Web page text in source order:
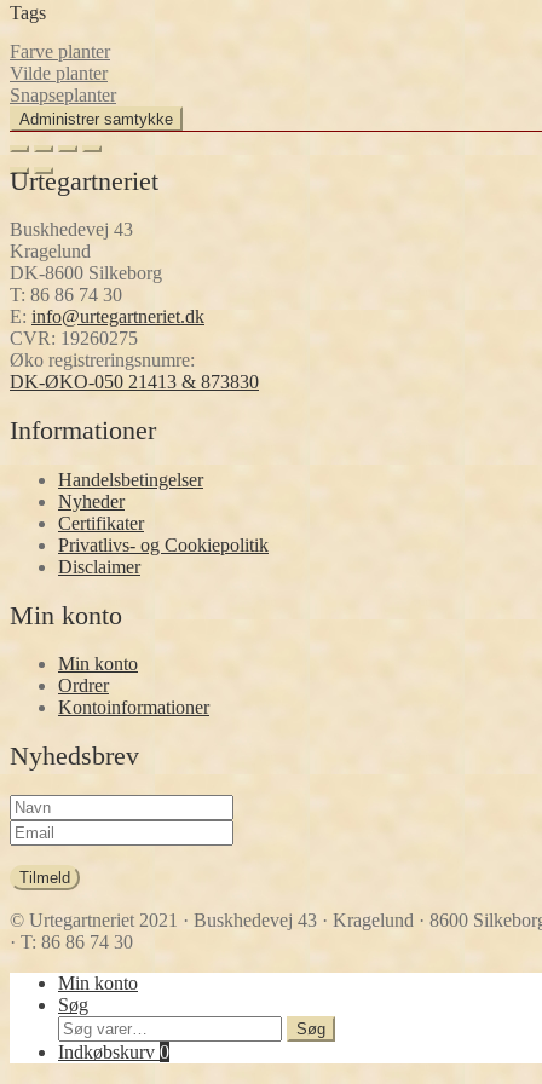
Tags
Farve planter
Vilde planter
Snapseplanter
Urtegartneriet
Buskhedevej 43
Kragelund
DK-8600 Silkeborg
T: 86 86 74 30
E: info@urtegartneriet.dk
CVR: 19260275
Øko registreringsnumre:
DK-ØKO-050 21413 & 873830
Informationer
Handelsbetingelser
Nyheder
Certifikater
Privatlivs- og Cookiepolitik
Disclaimer
Min konto
Min konto
Ordrer
Kontoinformationer
Nyhedsbrev
Tilmeld
© Urtegartneriet 2021 · Buskhedevej 43 · Kragelund · 8600
· T: 86 86 74 30
Min konto
Søg
Søg
efter:
Søg
Indkøbskurv 0
Administrer samtykke